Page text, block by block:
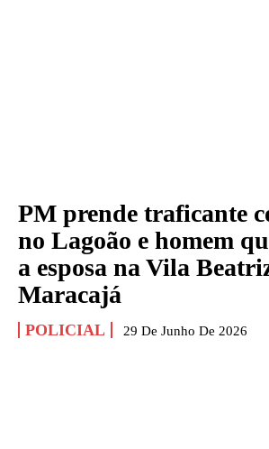
PM prende traficante
no Lagoão e homem
a esposa na Vila
Maracajá
POLICIAL 29 De Junho De 2026